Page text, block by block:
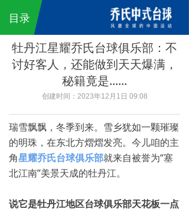
目录
끀
ꀇ 乔氏中式台球
公司简介
乔氏愿景
品牌故事
乔氏匠人
Q9球桌
Q8 Pro琥珀金
牡丹江星耀乔氏台球俱乐部：不
讨好客人，还能做到天天爆满，
秘籍竟是......
创建时间： 2023年12月1日 09:08
瑞雪飘飘，冬季到来。雪乡犹如一颗璀璨
的明珠，在东北方熠熠发亮。今儿咱的主
角星耀乔氏台球俱乐部就来自被誉为“塞
北江南”美景天成的牡丹江。
说它是牡丹江地区台球俱乐部天花板一点